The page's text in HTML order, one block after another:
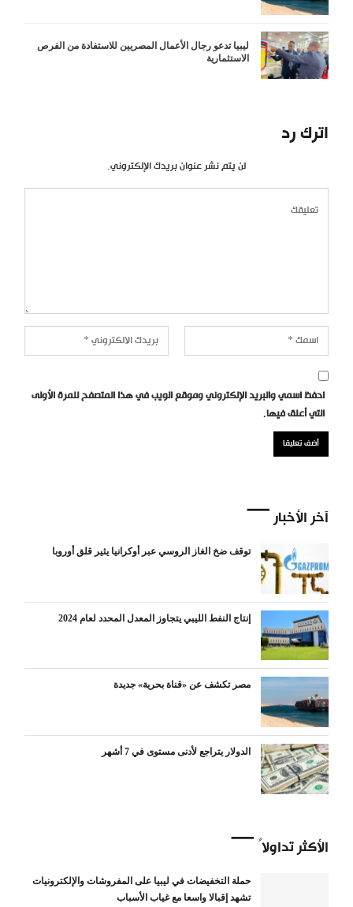
ليبيا تدعو رجال الأعمال المصريين للاستفادة من الفرص
الاستثمارية
اترك رد
لن يتم نشر عنوان بريدك الإلكتروني.
احفظ اسمي والبريد الإلكتروني وموقع الويب في هذا المتصفح للمرة الأولى
التي أعلق فيها.
آخر الأخبار
توقف ضخ الغاز الروسي عبر أوكرانيا يثير قلق أوروبا
إنتاج النفط الليبي يتجاوز المعدل المحدد لعام 2024
مصر تكشف عن «قناة بحرية» جديدة
الدولار يتراجع لأدنى مستوى في 7 أشهر
الأكثر تداولاً
حملة التخفيضات في ليبيا على المفروشات والإلكترونيات
تشهد إقبالا واسعا مع غياب الأسباب